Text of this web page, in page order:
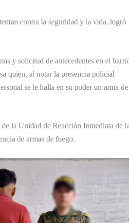
contra la seguridad y la vida, logró
y solicitud de antecedentes en el
quien, al notar la presencia policial
se le halla en su poder un arma de
la Unidad de Reacción Inmediata de
de armas de fuego.